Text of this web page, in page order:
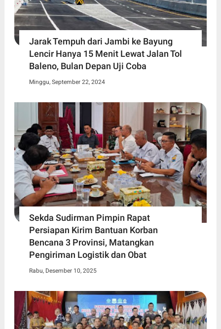
Jarak Tempuh dari Jambi ke Bayung
Lencir Hanya 15 Menit Lewat Jalan Tol
Baleno, Bulan Depan Uji Coba
Minggu, September 22, 2024
Sekda Sudirman Pimpin Rapat
Persiapan Kirim Bantuan Korban
Bencana 3 Provinsi, Matangkan
Pengiriman Logistik dan Obat
Rabu, Desember 10, 2025